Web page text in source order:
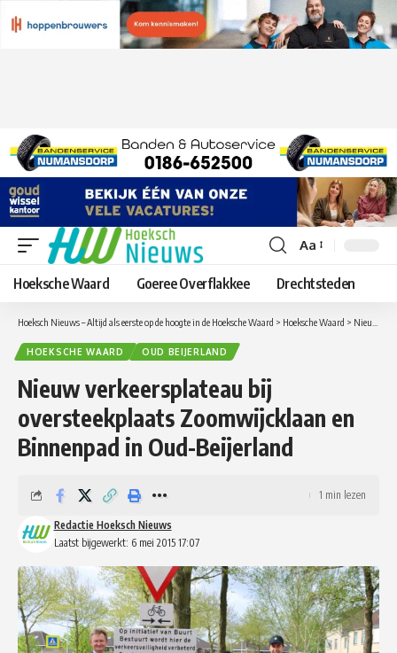
Lettergrootte
aanpassen
Aa
Hoeksche Waard Goeree Overflakkee Drechtsteden
Hoeksch Nieuws – Altijd als eerste op de hoogte in de Hoeksche Waard > Hoeksche Waard > Nieuw verkeersplateau bij oversteekplaats Zoomwijcklaan en Binnenpad in Oud-Beijerland
HOEKSCHE WAARD OUD BEIJERLAND
Nieuw verkeersplateau bij
oversteekplaats Zoomwijcklaan en
Binnenpad in Oud-Beijerland
Laatst bijgewerkt: 6 mei 2015 17:07
Redactie Hoeksch Nieuws
1 min lezen